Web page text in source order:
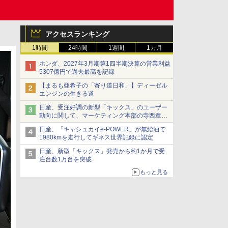
アクセスランキング
1時間 24時間 1週間 1カ月
ホンダ、2027年3月期第1四半期決算の営業利益
5307億円で過去最高を記録
【まるも亜希子の「寄り道日和」】ディーゼル
エンジンの生きる道
日産、受注好調の新型「キックス」のユーザー
動向に関して、マーケティング本部の寺西章氏
が解説
日産、「キャシュカイe-POWER」が無給油で
1980kmを走行してギネス世界記録に認定
日産、新型「キックス」発売から約1か月で受
注台数1万台を突破
もっと見る